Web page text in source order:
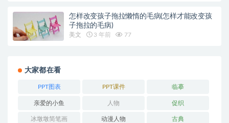
怎样改变孩子拖拉懒惰的毛病(怎样才能改变孩
子拖拉的毛病)
美文 3 年前 77
大家都在看
PPT图表 PPT课件 临摹
亲爱的小鱼 人物 促织
冰墩墩简笔画 动漫人物 古典